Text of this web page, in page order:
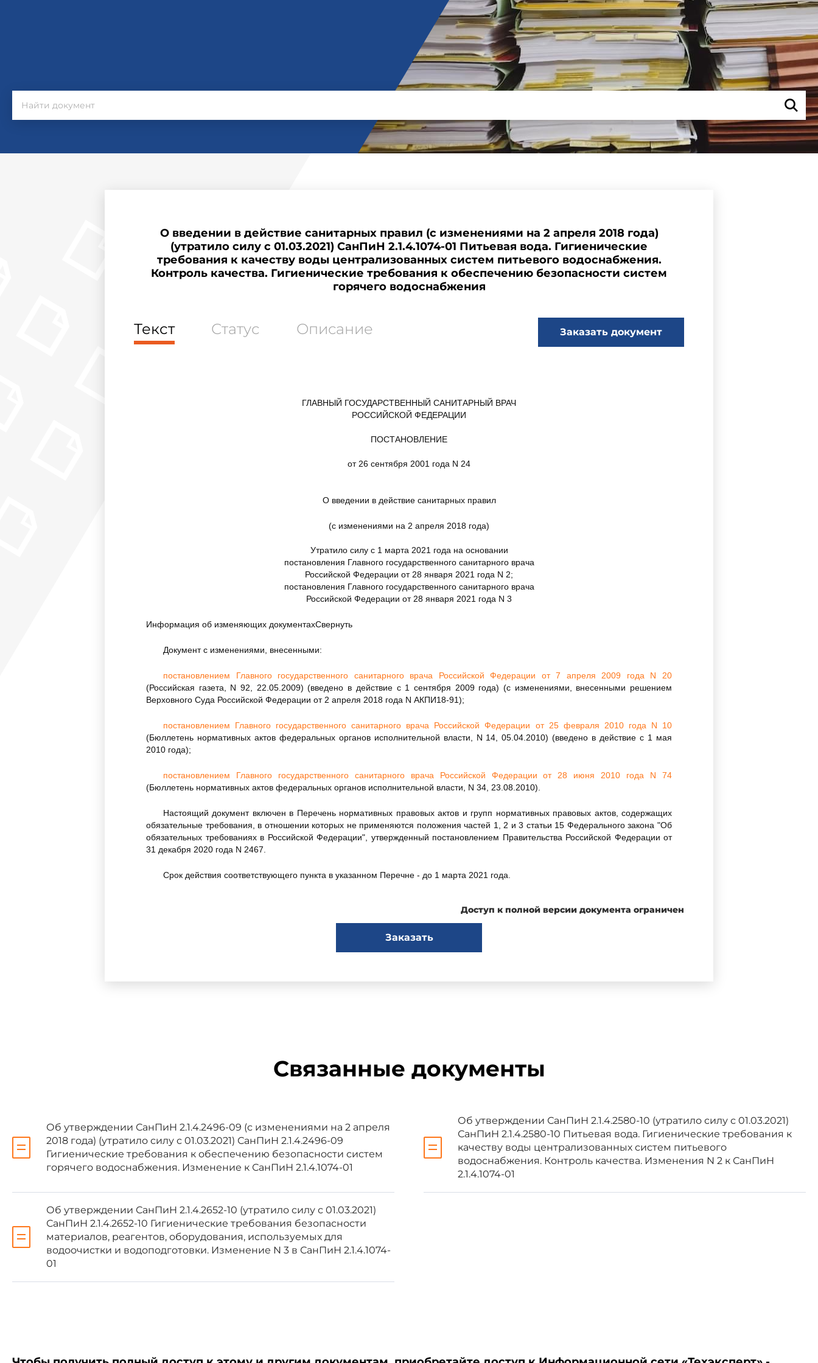
О введении в действие санитарных правил (с изменениями на 2 апреля 2018 года)
(утратило силу с 01.03.2021) СанПиН 2.1.4.1074-01 Питьевая вода. Гигиенические
требования к качеству воды централизованных систем питьевого водоснабжения.
Контроль качества. Гигиенические требования к обеспечению безопасности систем
горячего водоснабжения
Текст Статус Описание Заказать документ
ГЛАВНЫЙ ГОСУДАРСТВЕННЫЙ САНИТАРНЫЙ ВРАЧ
РОССИЙСКОЙ ФЕДЕРАЦИИ
ПОСТАНОВЛЕНИЕ
от 26 сентября 2001 года N 24
О введении в действие санитарных правил
(с изменениями на 2 апреля 2018 года)
Утратило силу с 1 марта 2021 года на основании
постановления Главного государственного санитарного врача
Российской Федерации от 28 января 2021 года N 2;
постановления Главного государственного санитарного врача
Российской Федерации от 28 января 2021 года N 3
Информация об изменяющих документахСвернуть
Документ с изменениями, внесенными:
постановлением Главного государственного санитарного врача Российской Федерации от 7 апреля 2009 года N 20
(Российская газета, N 92, 22.05.2009) (введено в действие с 1 сентября 2009 года) (с изменениями, внесенными решением
Верховного Суда Российской Федерации от 2 апреля 2018 года N АКПИ18-91);
постановлением Главного государственного санитарного врача Российской Федерации от 25 февраля 2010 года N 10
(Бюллетень нормативных актов федеральных органов исполнительной власти, N 14, 05.04.2010) (введено в действие с 1 мая
2010 года);
постановлением Главного государственного санитарного врача Российской Федерации от 28 июня 2010 года N 74
(Бюллетень нормативных актов федеральных органов исполнительной власти, N 34, 23.08.2010).
Настоящий документ включен в Перечень нормативных правовых актов и групп нормативных правовых актов, содержащих
обязательные требования, в отношении которых не применяются положения частей 1, 2 и 3 статьи 15 Федерального закона "Об
обязательных требованиях в Российской Федерации", утвержденный постановлением Правительства Российской Федерации от
31 декабря 2020 года N 2467.
Срок действия соответствующего пункта в указанном Перечне - до 1 марта 2021 года.
* Собрание законодательства Российской Федерации, 1999, N 14, ст.1650.
постановляю:
санитарно-эпидемиологические правила и нормативы "Питьевая вода. Гигиенические требования к
качеству воды централизованных систем питьевого водоснабжения. Контроль качества. СанПиН 2.1.4.1074-01", утвержденные
Постановлением Главного государственного санитарного врача Российской Федерации от 7 апреля 2009 года N 20
санитарно-эпидемиологических правил и нормативов "Питьевая вода. Гигиенические требования к качеству воды
централизованных систем питьевого водоснабжения. Контроль качества"
Доступ к полной версии документа ограничен
Заказать
Связанные документы
Об утверждении СанПиН 2.1.4.2496-09 (с изменениями на 2 апреля
2018 года) (утратило силу с 01.03.2021) СанПиН 2.1.4.2496-09
Гигиенические требования к обеспечению безопасности систем
горячего водоснабжения. Изменение к СанПиН 2.1.4.1074-01
Об утверждении СанПиН 2.1.4.2580-10 (утратило силу с 01.03.2021)
СанПиН 2.1.4.2580-10 Питьевая вода. Гигиенические требования к
качеству воды централизованных систем питьевого
водоснабжения. Контроль качества. Изменения N 2 к СанПиН
2.1.4.1074-01
Об утверждении СанПиН 2.1.4.2652-10 (утратило силу с 01.03.2021)
СанПиН 2.1.4.2652-10 Гигиенические требования безопасности
материалов, реагентов, оборудования, используемых для
водоочистки и водоподготовки. Изменение N 3 в СанПиН 2.1.4.1074-
01